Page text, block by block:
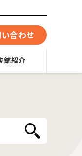
舗紹介
い合わせ